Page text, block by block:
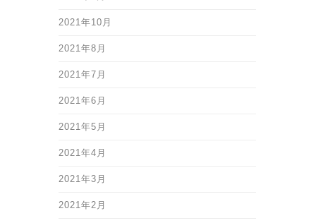
2021年10月
2021年8月
2021年7月
2021年6月
2021年5月
2021年4月
2021年3月
2021年2月